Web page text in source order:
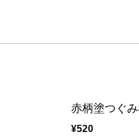
赤柄塗つぐ
¥520